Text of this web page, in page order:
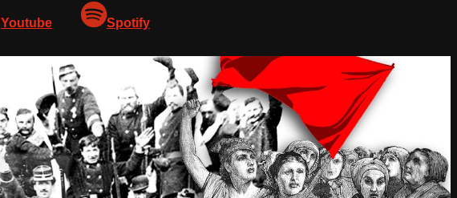
Youtube Spotify